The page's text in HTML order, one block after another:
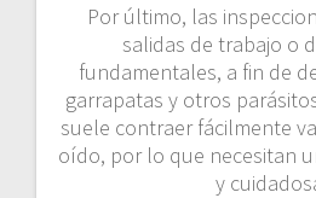
Por último, las
salidas de trabajo o
fundamentales, a fin de
garrapatas y otros
suele contraer fácilmente
oído, por lo que necesitan
y